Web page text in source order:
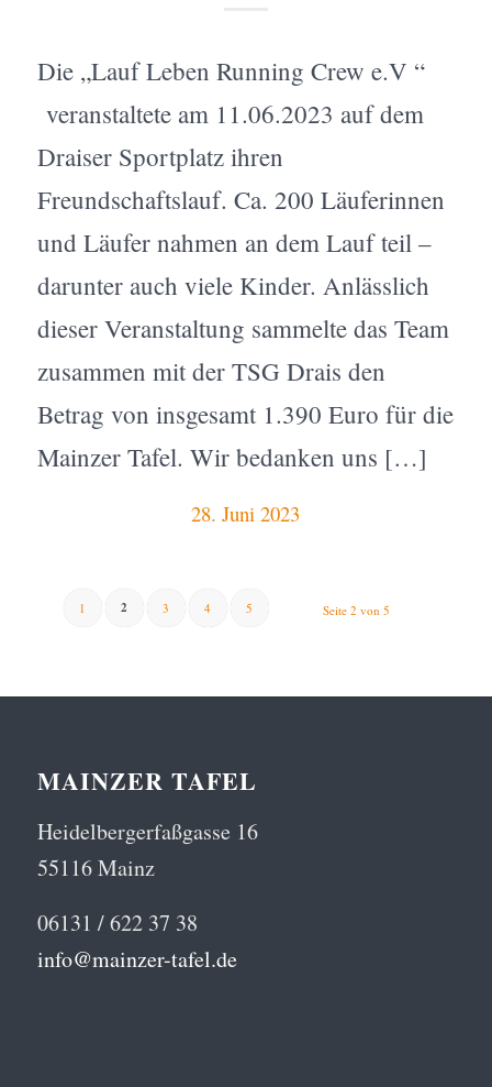
Die „Lauf Leben Running Crew e.V “
veranstaltete am 11.06.2023 auf dem
Draiser Sportplatz ihren
Freundschaftslauf. Ca. 200 Läuferinnen
und Läufer nahmen an dem Lauf teil –
darunter auch viele Kinder. Anlässlich
dieser Veranstaltung sammelte das Team
zusammen mit der TSG Drais den
Betrag von insgesamt 1.390 Euro für die
Mainzer Tafel. Wir bedanken uns […]
28. Juni 2023
Seite 2 von 5
1 2 3 4 5
MAINZER TAFEL
Heidelbergerfaßgasse 16
55116 Mainz
06131 / 622 37 38
info@mainzer-tafel.de